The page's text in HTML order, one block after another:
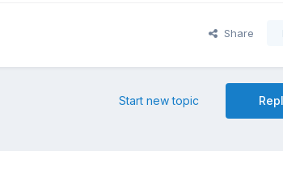
Share
Start new topic